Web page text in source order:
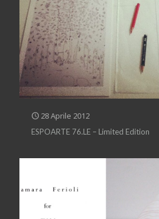
28 Aprile 2012
ESPOARTE 76.LE – Limited Edition